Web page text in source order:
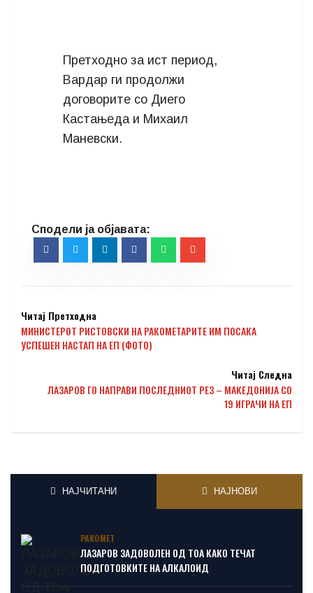
Претходно за ист период,
Вардар ги продолжи
договорите со Диего
Кастањеда и Михаил
Маневски.
Читај Претходна
МИНИСТЕРОТ РИСТОВСКИ НА РАКОМЕТАРИТЕ ИМ ПОСАКА
УСПЕШЕН НАСТАП НА ЕП (ФОТО)
Читај Следна
ЛАЗАРОВ ГО НАПРАВИ ПОСЛЕДНИОТ РЕЗ – МАКЕДОНИЈА СО
19 ИГРАЧИ НА ЕП
НАЈЧИТАНИ НАЈНОВИ
РАКОМЕТ
ЛАЗАРОВ ЗАДОВОЛЕН ОД ТОА КАКО ТЕЧАТ
ПОДГОТОВКИТЕ НА АЛКАЛОИД